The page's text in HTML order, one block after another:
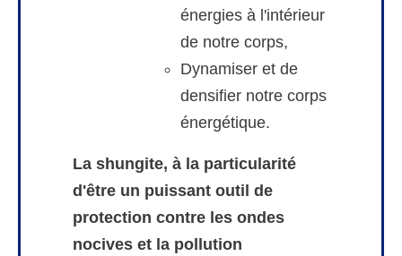
énergies à l'intérieur
de notre corps,
Dynamiser et de
densifier notre corps
énergétique.
La shungite, à la particularité
d'être un puissant outil de
protection contre les ondes
nocives et la pollution